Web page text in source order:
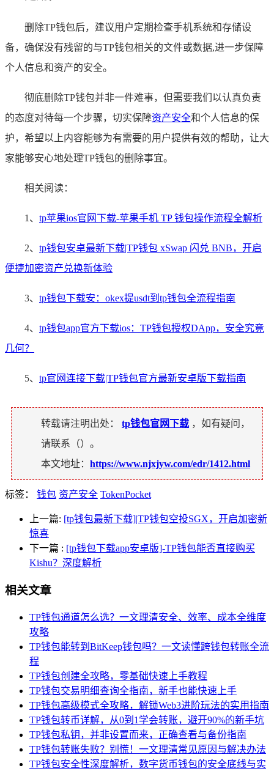
删除TP钱包后，建议用户定期检查手机系统和存储设
备，确保没有残留的与TP钱包相关的文件或数据,进一步保障
个人信息和资产的安全。
彻底删除TP钱包并非一件难事，但需要我们以认真负责
的态度对待每一个步骤，切实保障资产安全和个人信息的保
护，希望以上内容能够为有需要的用户提供有效的帮助，让大
家能够安心地处理TP钱包的删除事宜。
相关阅读：
1、 tp苹果ios官网下载-苹果手机 TP 钱包操作流程全解析
2、 tp钱包安卓最新下载|TP钱包 xSwap 闪兑 BNB，开启
便捷加密资产兑换新体验
3、 tp钱包下载安：okex提usdt到tp钱包全流程指南
4、 tp钱包app官方下载ios：TP钱包授权DApp，安全究竟
几何？
5、 tp官网连接下载|TP钱包官方最新安卓版下载指南
转载请注明出处： tp钱包官网下载 ，如有疑问，
请联系（）。
本文地址： https://www.njxjyw.com/edr/1412.html
标签： 钱包 资产安全 TokenPocket
上一篇: [tp钱包最新下载]|TP钱包空投SGX，开启加密新
惊喜
下一篇 : [tp钱包下载app安卓版]-TP钱包能否直接购买
Kishu？深度解析
相关文章
TP钱包通道怎么选？一文理清安全、效率、成本全维度
攻略
TP钱包能转到BitKeep钱包吗？一文读懂跨钱包转账全流
程
TP钱包创建全攻略，零基础快速上手教程
TP钱包交易明细查询全指南，新手也能快速上手
TP钱包高级模式全攻略，解锁Web3进阶玩法的实用指南
TP钱包转币详解，从0到1学会转账，避开90%的新手坑
TP钱包私钥，并非设置而来，正确查看与备份指南
TP钱包转账失败？别慌！一文理清常见原因与解决办法
TP钱包安全性深度解析，数字货币钱包的安全底线与实